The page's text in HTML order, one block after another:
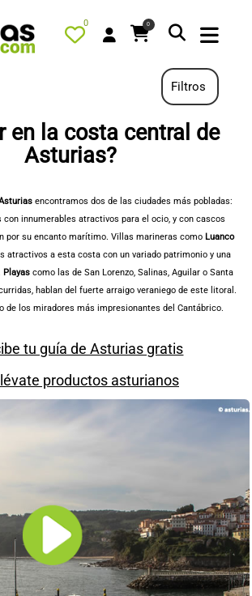
0 0
ACTIVO
Filtros
en la costa central de
Asturias?
encontramos dos de las ciudades más pobladas:
con innumerables atractivos para el ocio, y con cascos
por su encanto marítimo. Villas marineras como Luanco
atractivos a esta costa con un variado patrimonio y una
Playascomo las de San Lorenzo, Salinas, Aguilar o Santa
hablan del fuerte arraigo veraniego de este litoral.
de los miradores más impresionantes del Cantábrico.
tu guía de Asturias gratis
productos asturianos